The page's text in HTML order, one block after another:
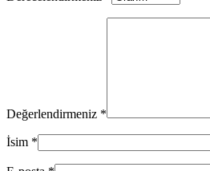
Değerlendirmeniz *
İsim *